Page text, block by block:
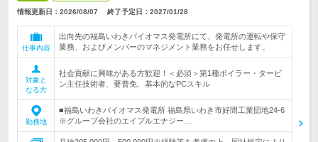
情報更新日：2026/08/07 終了予定日： 2027/01/28
仕事内容
出向先の福島いわきバイオマス発電所にて、発電所の運転や保守
業務、およびメンバーのマネジメント業務をお任せします。
対象と
なる方
社会貢献に興味がある方歓迎！＜必須＞第1種ボイラー・タービ
ン主任技術者、要普免、基本的なPCスキル
勤務地
■福島いわきバイオマス発電所 福島県いわき市好間工業団地24-6
※グループ会社のエイブルエナジー…